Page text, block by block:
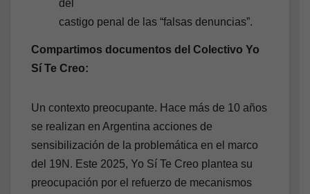
del
castigo penal de las “falsas denuncias”.
Compartimos documentos del Colectivo Yo
Sí Te Creo:
Un contexto preocupante. Hace más de 10 años
se realizan en Argentina acciones de
sensibilización de la problemática en el marco
del 19N. Este 2025, Yo Sí Te Creo plantea su
preocupación por el refuerzo de mecanismos